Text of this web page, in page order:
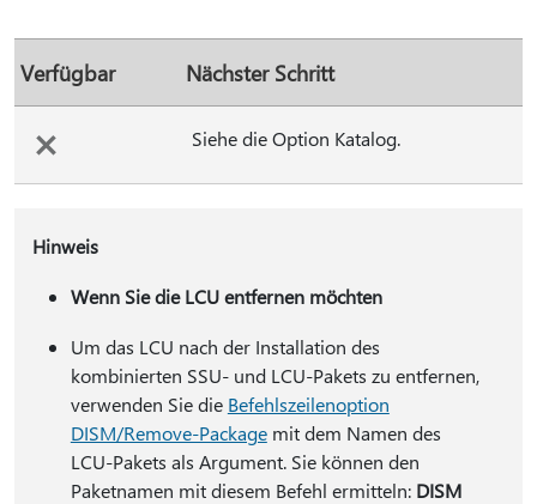
Verfügbar Nächster Schritt
Siehe die Option Katalog.
Hinweis
Wenn Sie die LCU entfernen möchten
Um das LCU nach der Installation des
kombinierten SSU- und LCU-Pakets zu entfernen,
verwenden Sie die Befehlszeilenoption
DISM/Remove-Packagemit dem Namen des
LCU-Pakets als Argument. Sie können den
Paketnamen mit diesem Befehl ermitteln: DISM